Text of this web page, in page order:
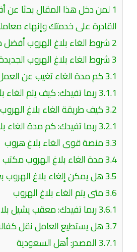
1لمن دخل هذا المقال بحثا
القادرة على خدمتك وإنهاء
2شروط الغاء بلاغ الهروب أفضل
3شروط الغاء بلاغ الهروب
3.1كم مدة الغاء تغيب عن
3.1.1ربما تفيدك: كيف يتم الغاء
3.2كيف طريقة الغاء بلاغ الهروب
3.2.1ربما تفيدك: كم مدة الغاء
3.3منصة قوى الغاء بلاغ هروب
3.4مدة الغاء بلاغ الهروب
3.5هل يمكن إلغاء بلاغ الهروب بعد 20
3.6متى يتم الغاء بلاغ الهروب
3.6.1ربما تفيدك: معقب يشيل بلاغ
3.7هل يستطيع العامل نقل
3.7.1المصدر: أهل السعودية